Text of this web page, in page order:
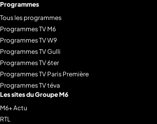
Programmes
Tous les programmes
Programmes TV M6
Programmes TV W9
Programmes TV Gulli
Programmes TV 6ter
Programmes TV Paris Première
Programmes TV téva
Les sites du Groupe M6
M6+ Actu
RTL